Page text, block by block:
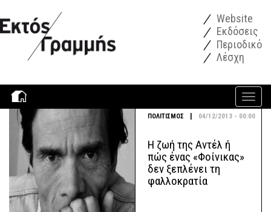
Website
Εκδόσεις
Περιοδικό
Λέσχη
Toggle
ΠΟΛΙΤΙΣΜΟΣ 04/12/2013 - 00:00
Η ζωή της Αντέλ ή
πώς ένας «Φοίνικας»
δεν ξεπλένει τη
φαλλοκρατία